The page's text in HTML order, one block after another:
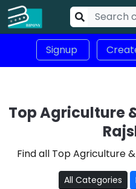
Signup
Top Agriculture
Find all Top Agriculture
All Categories